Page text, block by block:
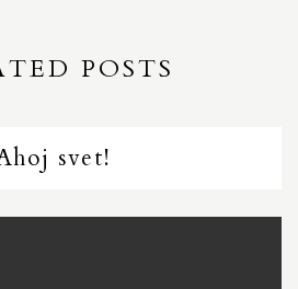
POSTS
svet!